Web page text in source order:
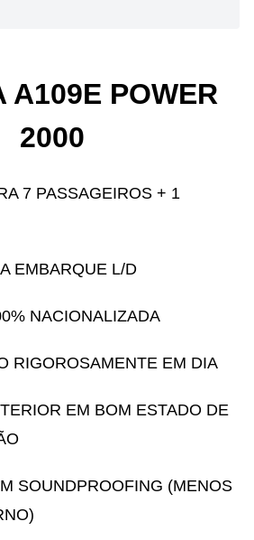
A109E POWER
2000
7 PASSAGEIROS + 1
EMBARQUE L/D
NACIONALIZADA
RIGOROSAMENTE EM DIA
EM BOM ESTADO DE
SOUNDPROOFING (MENOS